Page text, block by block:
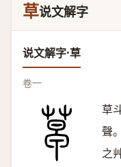
草说文解字
说文解字·草
卷一
草
聲
之